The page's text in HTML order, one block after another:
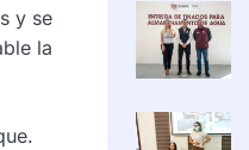
y se
la